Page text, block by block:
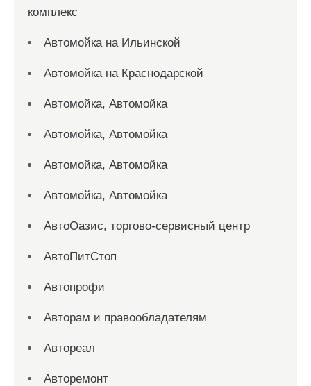
комплекс
Автомойка на Ильинской
Автомойка на Краснодарской
Автомойка, Автомойка
Автомойка, Автомойка
Автомойка, Автомойка
Автомойка, Автомойка
АвтоОазис, торгово-сервисный центр
АвтоПитСтоп
Автопрофи
Авторам и правообладателям
Автореал
Авторемонт